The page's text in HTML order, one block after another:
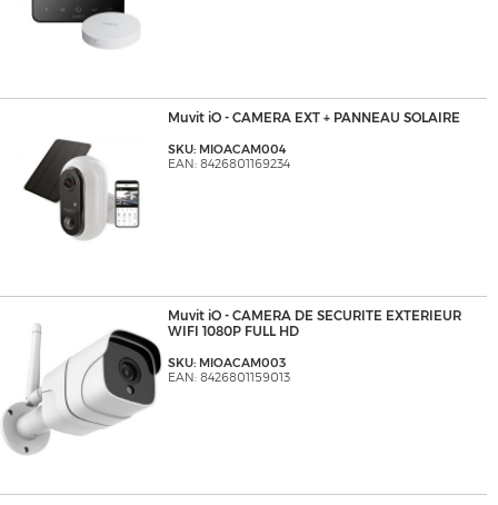
Muvit iO - CAMERA EXT + PANNEAU SOLAIRE
SKU: MIOACAM004
EAN: 8426801169234
Muvit iO - CAMERA DE SECURITE EXTERIEUR
WIFI 1080P FULL HD
SKU: MIOACAM003
EAN: 8426801159013